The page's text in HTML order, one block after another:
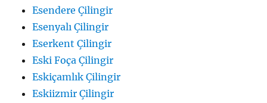
Esendere Çilingir
Esenyalı Çilingir
Eserkent Çilingir
Eski Foça Çilingir
Eskiçamlık Çilingir
Eskiizmir Çilingir